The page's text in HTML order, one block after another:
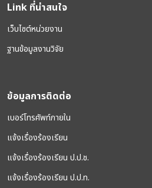
Link ที่น่าสนใจ
เว็บไซต์หน่วยงาน
ฐานข้อมูลงานวิจัย
ข้อมูลการติดต่อ
เบอร์โทรศัพท์ภายใน
แจ้งเรื่องร้องเรียน
แจ้งเรื่องร้องเรียน ป.ป.ช.
แจ้งเรื่องร้องเรียน ป.ป.ท.